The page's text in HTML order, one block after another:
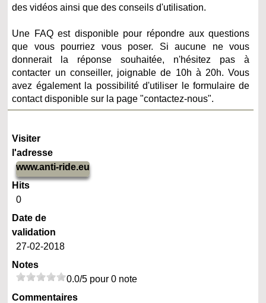
des vidéos ainsi que des conseils d'utilisation.
Une FAQ est disponible pour répondre aux questions
que vous pourriez vous poser. Si aucune ne vous
donnerait la réponse souhaitée, n'hésitez pas à
contacter un conseiller, joignable de 10h à 20h. Vous
avez également la possibilité d'utiliser le formulaire de
contact disponible sur la page "contactez-nous".
Visiter
l'adresse
www.anti-ride.eu
Hits
0
Date de
validation
27-02-2018
Notes
0.0/5 pour 0 note
Commentaires